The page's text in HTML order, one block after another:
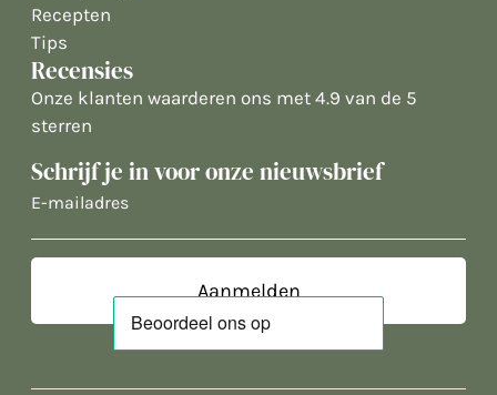
Recepten
Tips
Recensies
Onze klanten waarderen ons met 4.9 van de 5
sterren
Schrijf je in voor onze nieuwsbrief
E-